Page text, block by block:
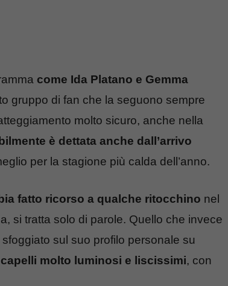
come Ida Platano e Gemma
gruppo di fan che la seguono sempre
molto sicuro, anche nella
è dettata anche dall’arrivo
per la stagione più calda dell’anno.
fatto ricorso a qualche ritocchino nel
si tratta solo di parole. Quello che invece
sul suo profilo personale su
molto luminosi e liscissimi, con